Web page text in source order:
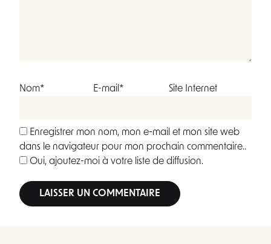
Nom* E-mail* Site Internet
Enregistrer mon nom, mon e-mail et mon site web
dans le navigateur pour mon prochain commentaire..
Oui, ajoutez-moi à votre liste de diffusion.